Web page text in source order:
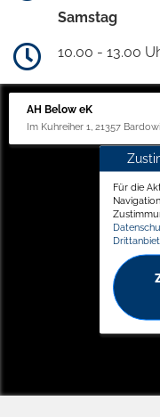
Samstag
10.00 - 13.00
AH Below eK
Im Kuhreiher 1, 21357
Für die